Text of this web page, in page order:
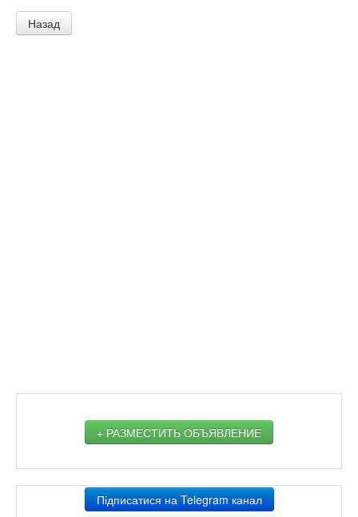
Назад
+ РАЗМЕСТИТЬ ОБЪЯВЛЕНИЕ
Підписатися на Telegram канал